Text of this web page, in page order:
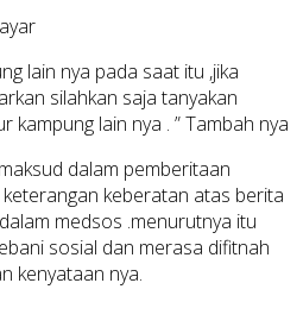
lain nya pada saat itu ,jika
silahkan saja tanyakan
kampung lain nya . ” Tambah nya
dalam pemberitaan
keberatan atas berita
medsos .menurutnya itu
sosial dan merasa difitnah
kenyataan nya.